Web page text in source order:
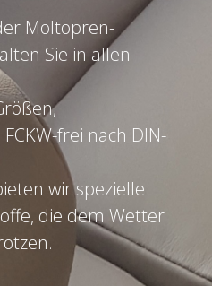
Moltopren-
Sie in allen
frei nach DIN-
wir spezielle
die dem Wetter